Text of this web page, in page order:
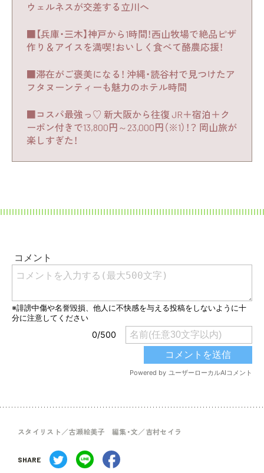
ウェルネスが交差する立川へ
■【兵庫・三木】神戸から1時間！西山牧場で絶品ピザ
作り＆アイスを満喫！おいしく食べて酪農応援！
■滞在がご褒美になる！ 沖縄・読谷村で見つけたア
フタヌーンティーも魅力のホテル時間
■コスパ最強っ♡ 新大阪から往復 JR＋宿泊＋ク
ーポン付きで13,800円～23,000円（※1）！？ 岡山旅が
楽しすぎた！
スタイリスト／古瀬絵美子 編集・文／吉村セイラ
SHARE